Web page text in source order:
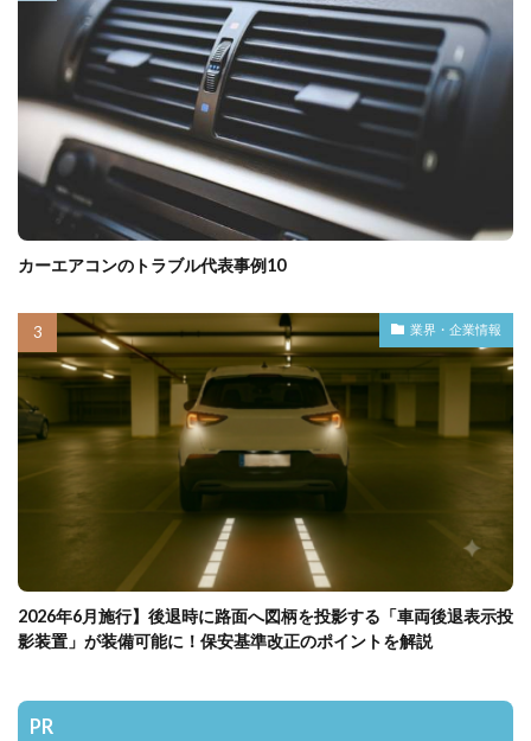
カーエアコンのトラブル代表事例10
業界・企業情報
2026年6月施行】後退時に路面へ図柄を投影する「車両後退表示投
影装置」が装備可能に！保安基準改正のポイントを解説
PR